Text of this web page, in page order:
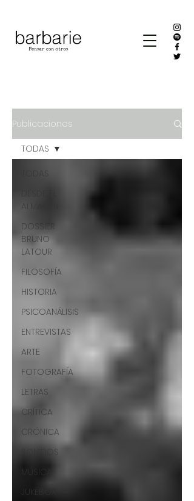
Publicaciones
TODAS
ALMACÉN
DOSSIER
BRUNO
LATOUR
FILOSOFÍA
HISTORIA
PSICOANÁLISIS
ENTREVISTAS
ARTE
FOTOGRAFÍA
LETRAS
CRÍTICA
CRÓNICA
SONIDOS
MÚSICA
JUKEBOX
TODAS